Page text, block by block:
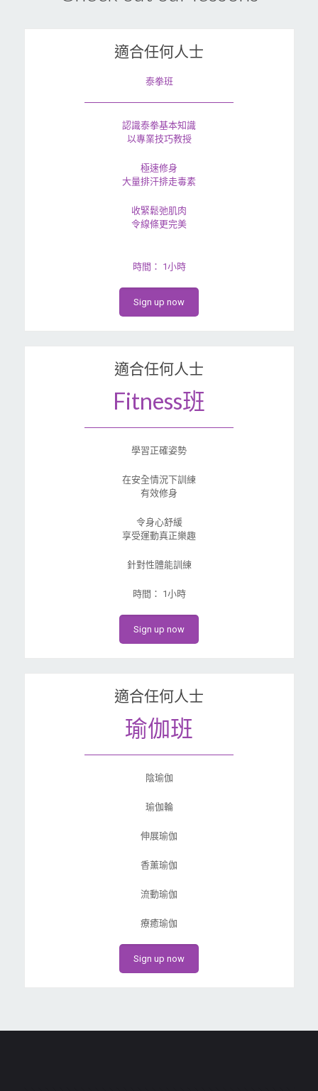
適合任何人士
泰拳班
認識泰拳基本知識
以專業技巧教授
極速修身
大量排汗排走毒素
收緊鬆弛肌肉
令線條更完美
時間： 1小時
Sign up now
適合任何人士
Fitness班
學習正確姿勢
在安全情況下訓練
有效修身
令身心舒緩
享受運動真正樂趣
針對性體能訓練
時間： 1小時
Sign up now
適合任何人士
瑜伽班
陰瑜伽
瑜伽輪
伸展瑜伽
香薰瑜伽
流動瑜伽
療癒瑜伽
Sign up now